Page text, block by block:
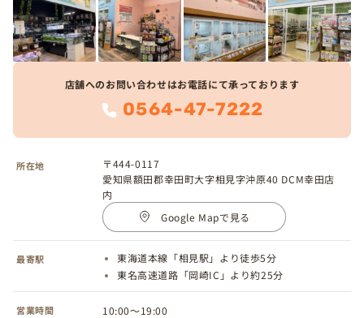
店舗へのお問い合わせはお電話にて承っております
0564-47-7222
所在地
〒444-0117
愛知県額田郡幸田町大字相見字沖原40 DCM幸田店
内
Google Mapで見る
最寄駅
東海道本線「相見駅」より徒歩5分
東名高速道路「岡崎IC」より約25分
営業時間 10:00～19:00